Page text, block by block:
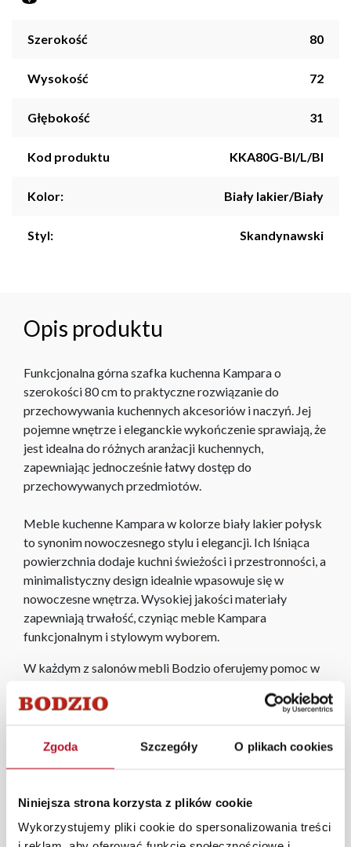
Zgoda Szczegóły O plikach cookies
Niniejsza strona korzysta z plików cookie
Wykorzystujemy pliki cookie do spersonalizowania treści
Szerokość 80
Wysokość 72
Głębokość 31
Kod produktu KKA80G-BI/L/BI
Kolor: Biały lakier/Biały
Styl: Skandynawski
Opis produktu
Funkcjonalna górna szafka kuchenna Kampara o
szerokości 80 cm to praktyczne rozwiązanie do
przechowywania kuchennych akcesoriów i naczyń. Jej
pojemne wnętrze i eleganckie wykończenie sprawiają, że
jest idealna do różnych aranżacji kuchennych,
zapewniając jednocześnie łatwy dostęp do
przechowywanych przedmiotów.
Meble kuchenne Kampara w kolorze biały lakier połysk
to synonim nowoczesnego stylu i elegancji. Ich lśniąca
powierzchnia dodaje kuchni świeżości i przestronności, a
minimalistyczny design idealnie wpasowuje się w
nowoczesne wnętrza. Wysokiej jakości materiały
zapewniają trwałość, czyniąc meble Kampara
funkcjonalnym i stylowym wyborem.
W każdym z salonów mebli Bodzio oferujemy pomoc w
programu Planer 3D bezpłatnie zaprojektują i
pomieszczenia wraz z wyceną. Każde zamówienie
zamówień internetowych czas dostawy wynosi do 5 dni
zamówienia powyżej 1000 zł dostarczamy gratis